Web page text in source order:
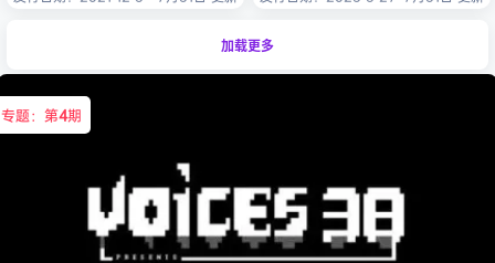
加载更多
专题：第4期